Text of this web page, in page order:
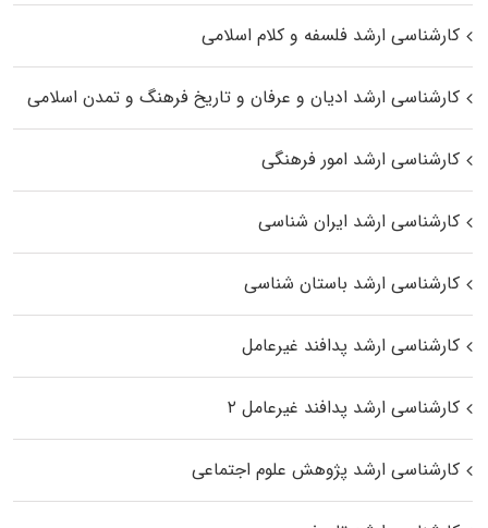
کارشناسی ارشد فلسفه و کلام اسلامی
کارشناسی ارشد ادیان و عرفان و تاریخ فرهنگ و تمدن اسلامی
کارشناسی ارشد امور فرهنگی
کارشناسی ارشد ایران شناسی
کارشناسی ارشد باستان شناسی
کارشناسی ارشد پدافند غیرعامل
کارشناسی ارشد پدافند غیرعامل ۲
کارشناسی ارشد پژوهش علوم اجتماعی